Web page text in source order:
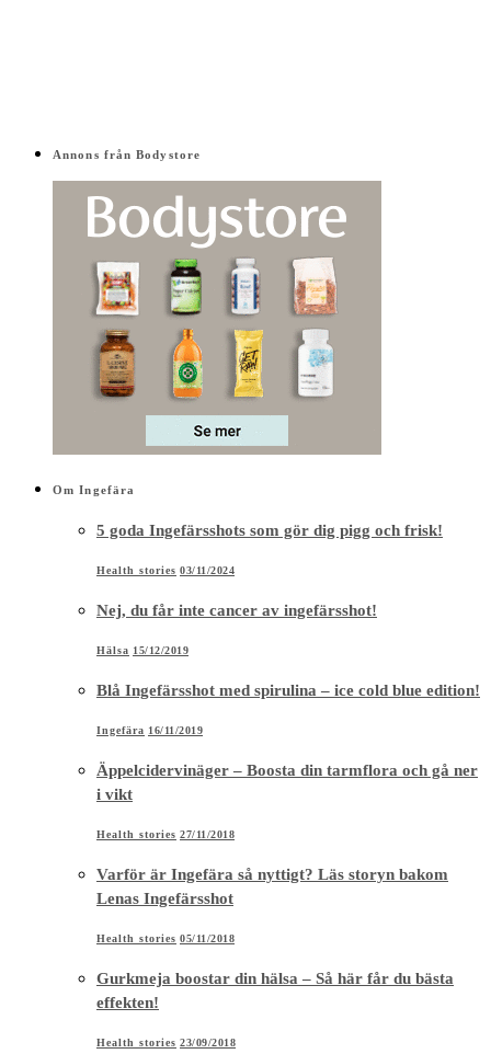
Annons från Bodystore
Om Ingefära
5 goda Ingefärsshots som gör dig pigg och frisk!
Health stories 03/11/2024
Nej, du får inte cancer av ingefärsshot!
Hälsa 15/12/2019
Blå Ingefärsshot med spirulina – ice cold blue edition!
Ingefära 16/11/2019
Äppelcidervinäger – Boosta din tarmflora och gå ner
i vikt
Health stories 27/11/2018
Varför är Ingefära så nyttigt? Läs storyn bakom
Lenas Ingefärsshot
Health stories 05/11/2018
Gurkmeja boostar din hälsa – Så här får du bästa
effekten!
Health stories 23/09/2018